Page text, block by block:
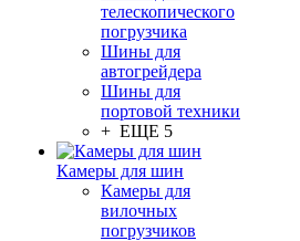
телескопического
погрузчика
Шины для
автогрейдера
Шины для
портовой техники
+ ЕЩЕ 5
Камеры для шин
Камеры для
вилочных
погрузчиков